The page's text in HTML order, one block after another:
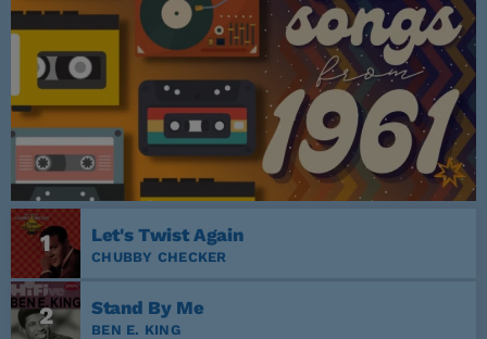
1 Let's Twist Again
CHUBBY CHECKER
2 Stand By Me
BEN E. KING